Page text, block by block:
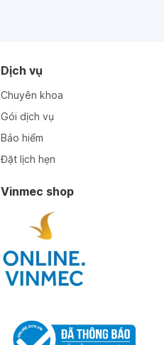
Dịch vụ
Chuyên khoa
Gói dịch vụ
Bảo hiểm
Đặt lịch hẹn
Vinmec shop